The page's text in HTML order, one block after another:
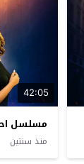
42:05
مسلسل
منذ سنتين